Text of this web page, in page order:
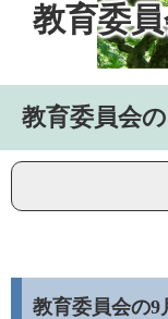
教育委
教育委員会
教育委員会の9